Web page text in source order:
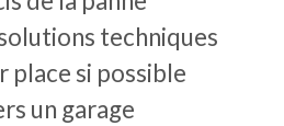
techniques
place si possible
un garage